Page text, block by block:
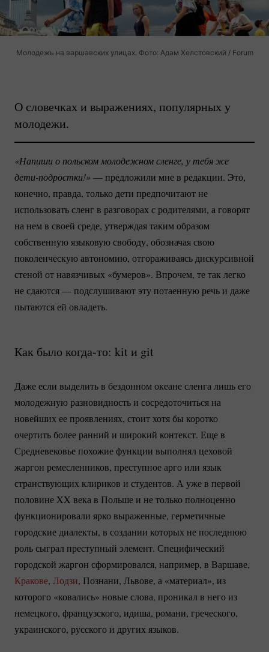
Молодежь на варшавских улицах. Фото: Адам Хелстовский / Forum
О словечках и выражениях, популярных у
молодежи.
дети-подростки!» — предложили мне в редакции. Это,
конечно, правда, только дети предпочитают не
использовать сленг в разговорах с родителями, а говорят
на нем в своей среде, утверждая таким образом
собственную языковую свободу, обозначая свою
поколенческую автономию, отгораживаясь дискурсивной
стеной от навязчивых «бумеров». Впрочем, те так легко
не сдаются — подслушивают эту потаенную речь и даже
пытаются ей овладеть.
Как было когда-то: kit и git
Даже если выделить в бездонном океане сленга лишь его
молодежную разновидность и сосредоточиться на
новейших ее проявлениях, стоит хотя бы коротко
очертить более ранний и широкий контекст. Еще в
Средневековье похожие функции выполнял цеховой
жаргон ремесленников, преступное арго или язык
странствующих клириков и студентов. А уже в первой
половине XX века в Польше и не только полноценно
функционировали ярко выраженные, герметичные
городские диалекты, в создании которых не последнюю
роль сыграл преступный элемент. Специфический
городской жаргон сформировался, например, в Варшаве,
Кракове, Лодзи, Познани, Львове, а «материал», из
которого «ковались» новые слова, проникал в него из
немецкого, французского, идиша, романи, греческого,
украинского, русского и других языков.